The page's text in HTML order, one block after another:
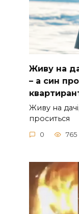
Живу на
– а син
Живу на
проситься
0 765